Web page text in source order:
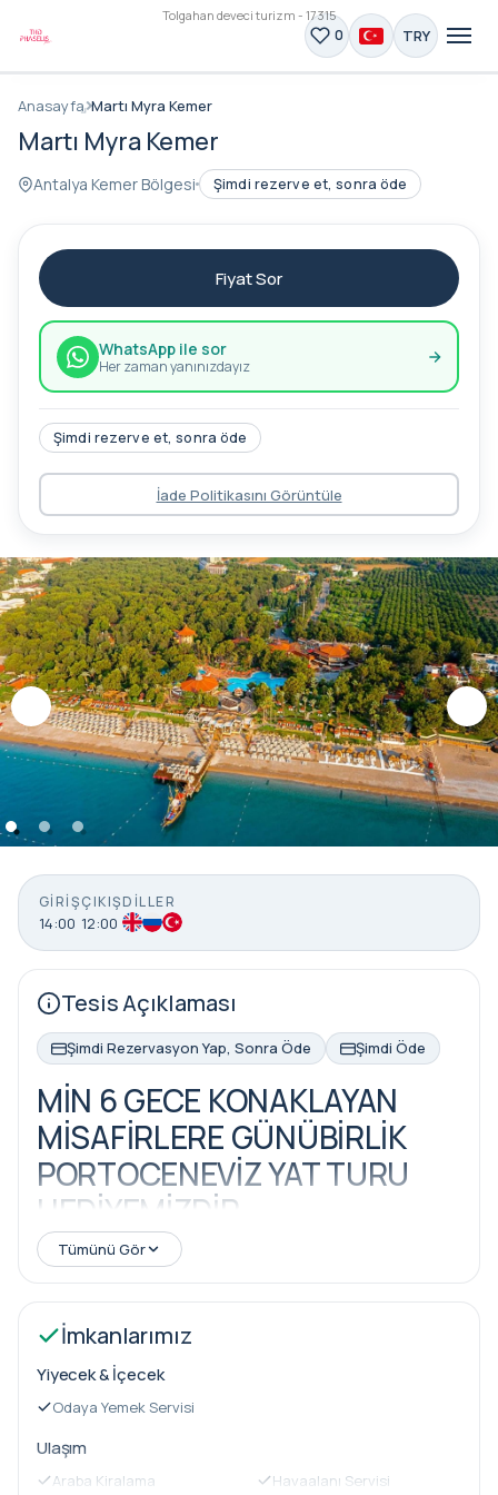
Tolgahan deveci turizm - 17315
0 TRY
Anasayfa Martı Myra Kemer
Martı Myra Kemer
Antalya Kemer Bölgesi Şimdi rezerve et, sonra öde
GIRIŞ
14:00
ÇIKIŞ
12:00
DILLER
Tesis Açıklaması
Şimdi Rezervasyon Yap, Sonra Öde Şimdi Öde
MİN 6 GECE KONAKLAYAN
MİSAFİRLERE GÜNÜBİRLİK
PORTOCENEVİZ YAT TURU
HEDİYEMİZDİR
Ultra Her Şey Dahil Konsept Özellikleri
Kahvaltı (07:00 ile 10:00 saatleri arasında)
Geç Kahvaltı (10:00 ile 11:00 saatleri arasında)
Öğle Yemeği (12:30 ile 14:30 saatleri arasında)
Tümünü Gör
İmkanlarımız
Yiyecek & İçecek
Odaya Yemek Servisi
Ulaşım
Araba Kiralama
Havaalanı Servisi
Fiyat Sor
WhatsApp ile sor
Her zaman yanınızdayız
Şimdi rezerve et, sonra öde
İade Politikasını Görüntüle